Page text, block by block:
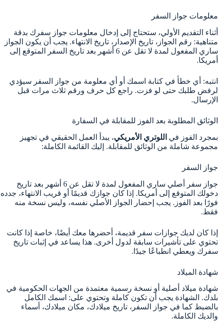
معلومات جواز السفر
أثناء التقديم الأولي، ستحتاج إلى إدخال معلومات جواز سفرك بدقة
متناهية: رقم الجواز، تاريخ الإصدار، تاريخ الانتهاء. يجب أن يكون الجواز
ساري المفعول لمدة لا تقل عن 6 أشهر بعد تاريخ السفر المتوقع إلى
أمريكا.
انتبه: أي خطأ في كتابة اسمك أو أي معلومة من جواز السفر سيؤدي
لرفض طلبك حتى لو فزت. راجع كل حرف ورقم ثلاث مرات قبل
الإرسال.
الوثائق المطلوبة بعد الفوز للمقابلة في السفارة
بمجرد الفوز في اللوتري الأمريكي، يبدأ العمل الحقيقي في تجهيز
مجموعة شاملة من الوثائق للمقابلة. إليك القائمة الكاملة:
جواز السفر
جواز سفر أصلي ساري المفعول لمدة لا تقل عن 6 أشهر بعد تاريخ
دخولك المتوقع إلى أمريكا. إذا كان جوازك قديمًا أو قريب الانتهاء، جدده
فورًا بعد الفوز. يجب إحضار الجواز الأصلي نفسه، وليس نسخة منه
فقط.
إذا كان لديك جوازات سفر قديمة، أحضرها معك أيضًا، خاصة إذا كانت
تحتوي على تأشيرات سابقة لدول أخرى. هذا يساعد في إثبات تاريخ
سفرك ويعطي انطباعًا جيدًا.
شهادة الميلاد
شهادة ميلاد أصلية أو نسخة رسمية معتمدة من الجهات الحكومية في
بلدك. الشهادة يجب أن تكون كاملة وتحتوي على: اسمك الكامل
بالضبط كما في جواز السفر، تاريخ ميلادك، مكان ميلادك، أسماء
والديك الكاملة.